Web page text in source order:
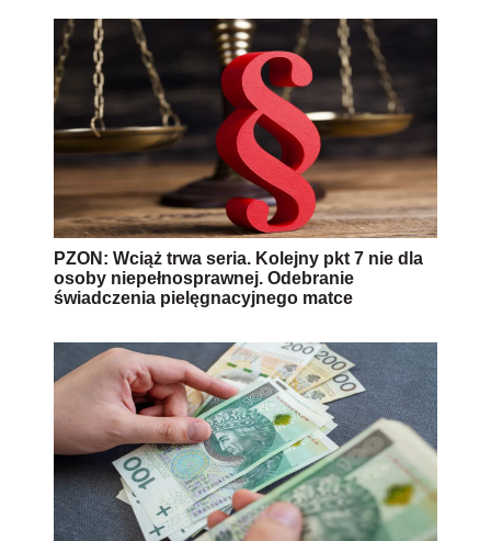
PZON: Wciąż trwa seria. Kolejny pkt 7 nie dla
osoby niepełnosprawnej. Odebranie
świadczenia pielęgnacyjnego matce